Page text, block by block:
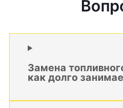
Замена
как долго